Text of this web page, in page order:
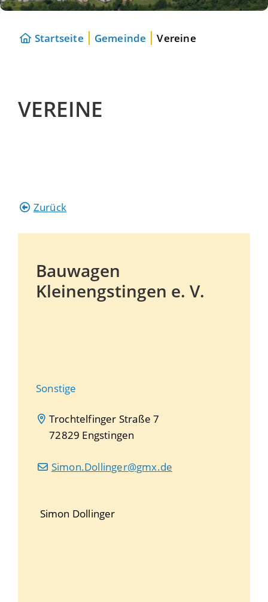
Startseite Gemeinde Vereine
VEREINE
Zurück
Bauwagen
Kleinengstingen e. V.
Trochtelfinger Straße 7
72829 Engstingen
Simon.Dollinger@gmx.de
Simon Dollinger
Sonstige